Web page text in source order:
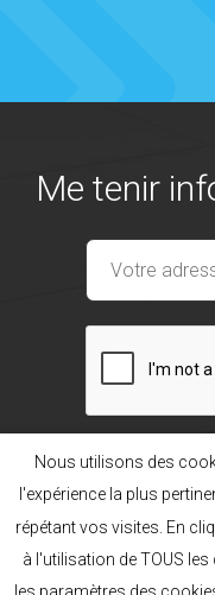
Me tenir
Nos
Préférences cookies
Nous utilisons des
l'expérience la plus
répétant vos visites. En
à l'utilisation de TOUS